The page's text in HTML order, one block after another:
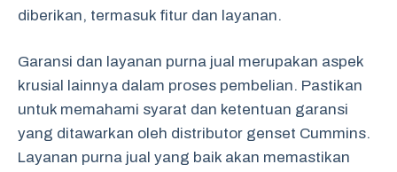
diberikan, termasuk fitur dan layanan.
Garansi dan layanan purna jual merupakan aspek
krusial lainnya dalam proses pembelian. Pastikan
untuk memahami syarat dan ketentuan garansi
yang ditawarkan oleh distributor genset Cummins.
Layanan purna jual yang baik akan memastikan